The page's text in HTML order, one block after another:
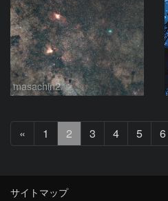
masachin2
«
へ
1 2 3 4 5 6
サイトマップ